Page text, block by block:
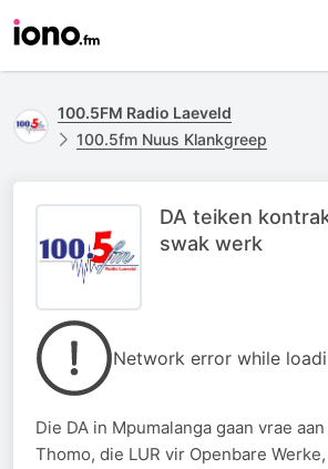
100.5FM Radio Laeveld
100.5fm Nuus Klankgreep
DA teiken
swak werk
Network error while
Die DA in Mpumalanga gaan vrae
Thomo, die LUR vir Openbare